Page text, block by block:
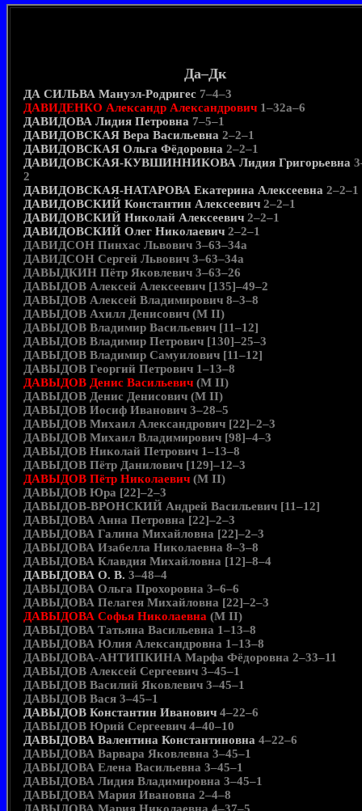
Да–Дк
ДА СИЛЬВА Мануэл-Родригес 7–4–3
ДАВИДЕНКО Александр Александрович 1–32а–6
ДАВИДОВА Лидия Петровна 7–5–1
ДАВИДОВСКАЯ Вера Васильевна 2–2–1
ДАВИДОВСКАЯ Ольга Фёдоровна 2–2–1
ДАВИДОВСКАЯ-КУВШИННИКОВА Лидия Григорьевна
2
ДАВИДОВСКАЯ-НАТАРОВА Екатерина Алексеевна 2–2–1
ДАВИДОВСКИЙ Константин Алексеевич 2–2–1
ДАВИДОВСКИЙ Николай Алексеевич 2–2–1
ДАВИДОВСКИЙ Олег Николаевич 2–2–1
ДАВИДСОН Пинхас Львович 3–63–34а
ДАВИДСОН Сергей Львович 3–63–34а
ДАВЫДКИН Пётр Яковлевич 3–63–26
ДАВЫДОВ Алексей Алексеевич [135]–49–2
ДАВЫДОВ Алексей Владимирович 8–3–8
ДАВЫДОВ Ахилл Денисович (М II)
ДАВЫДОВ Владимир Васильевич [11–12]
ДАВЫДОВ Владимир Петрович [130]–25–3
ДАВЫДОВ Владимир Самуилович [11–12]
ДАВЫДОВ Георгий Петрович 1–13–8
ДАВЫДОВ Денис Васильевич (М II)
ДАВЫДОВ Денис Денисович (М II)
ДАВЫДОВ Иосиф Иванович 3–28–5
ДАВЫДОВ Михаил Александрович [22]–2–3
ДАВЫДОВ Михаил Владимирович [98]–4–3
ДАВЫДОВ Николай Петрович 1–13–8
ДАВЫДОВ Пётр Данилович [129]–12–3
ДАВЫДОВ Пётр Николаевич (М II)
ДАВЫДОВ Юра [22]–2–3
ДАВЫДОВ-ВРОНСКИЙ Андрей Васильевич [11–12]
ДАВЫДОВА Анна Петровна [22]–2–3
ДАВЫДОВА Галина Михайловна [22]–2–3
ДАВЫДОВА Изабелла Николаевна 8–3–8
ДАВЫДОВА Клавдия Михайловна [12]–8–4
ДАВЫДОВА О. В. 3–48–4
ДАВЫДОВА Ольга Прохоровна 3–6–6
ДАВЫДОВА Пелагея Михайловна [22]–2–3
ДАВЫДОВА Софья Николаевна (М II)
ДАВЫДОВА Татьяна Васильевна 1–13–8
ДАВЫДОВА Юлия Александровна 1–13–8
ДАВЫДОВА-АНТИПКИНА Марфа Фёдоровна 2–33–11
ДАВЫДОВ Алексей Сергеевич 3–45–1
ДАВЫДОВ Василий Яковлевич 3–45–1
ДАВЫДОВ Вася 3–45–1
ДАВЫДОВ Константин Иванович 4–22–6
ДАВЫДОВ Юрий Сергеевич 4–40–10
ДАВЫДОВА Валентина Константиновна 4–22–6
ДАВЫДОВА Варвара Яковлевна 3–45–1
ДАВЫДОВА Елена Васильевна 3–45–1
ДАВЫДОВА Лидия Владимировна 3–45–1
ДАВЫДОВА Мария Ивановна 2–4–8